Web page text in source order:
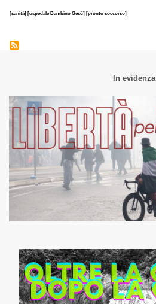
[sanità] [ospedale Bambino Gesù] [pronto soccorso]
In evidenza